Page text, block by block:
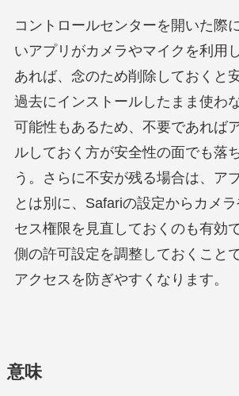
コントロールセンターを開いた際
いアプリがカメラやマイクを利用
あれば、念のため削除しておくと
過去にインストールしたまま使わ
可能性もあるため、不要であれば
ルしておく方が安全性の面でも落
う。さらに不安が残る場合は、ア
とは別に、Safariの設定からカメ
セス権限を見直しておくのも有効
側の許可設定を調整しておくこと
アクセスを防ぎやすくなります。
意味